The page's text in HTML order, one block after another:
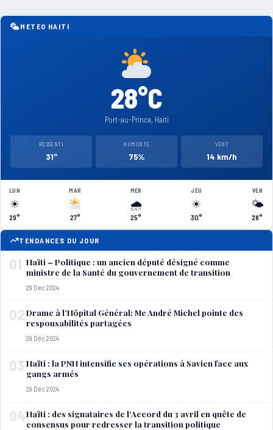
publications
METEO HAITI
28°C
Port-au-Prince, Haiti
RESSENTI
31°
HUMIDITE
75%
VENT
14 km/h
LUN
☀
29°
MAR
27°
MER
🌧
25°
JEU
☀
30°
VEN
🌤
28°
TENDANCES DU JOUR
01 Haïti – Politique : un ancien député désigné comme
ministre de la Santé du gouvernement de transition
29 Déc 2024
02Drame à l’Hôpital Général: Me André Michel pointe des
responsabilités partagées
29 Déc 2024
03 Haïti : la PNH intensifie ses opérations à Savien face aux
gangs armés
29 Déc 2024
04Haïti : des signataires de l’Accord du 3 avril en quête de
consensus pour redresser la transition politique